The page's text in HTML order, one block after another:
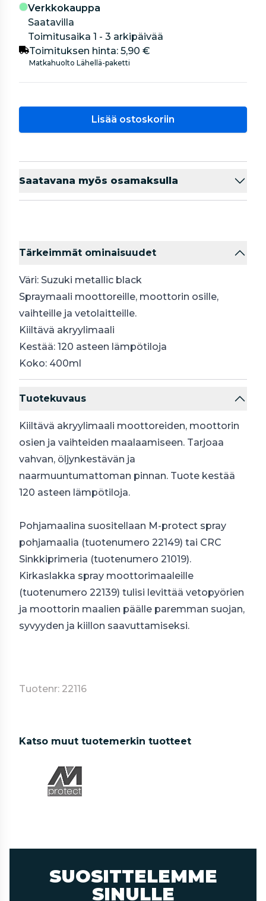
Verkkokauppa
Saatavilla
Toimitusaika 1 - 3 arkipäivää
Toimituksen hinta: 5,90 €
Matkahuolto Lähellä-paketti
Lisää ostoskoriin
Saatavana myös osamaksulla
Tärkeimmät ominaisuudet
Väri: Suzuki metallic black
Spraymaali moottoreille, moottorin osille,
vaihteille ja vetolaitteille.
Kiiltävä akryylimaali
Kestää: 120 asteen lämpötiloja
Koko: 400ml
Tuotekuvaus
Kiiltävä akryylimaali moottoreiden, moottorin
osien ja vaihteiden maalaamiseen. Tarjoaa
vahvan, öljynkestävän ja
naarmuuntumattoman pinnan. Tuote kestää
120 asteen lämpötiloja.
Pohjamaalina suositellaan M-protect spray
pohjamaalia (tuotenumero 22149) tai CRC
Sinkkiprimeria (tuotenumero 21019).
Kirkaslakka spray moottorimaaleille
(tuotenumero 22139) tulisi levittää vetopyörien
ja moottorin maalien päälle paremman suojan,
syvyyden ja kiillon saavuttamiseksi.
Tuotenr: 22116
Katso muut tuotemerkin tuotteet
SUOSITTELEMME
SINULLE